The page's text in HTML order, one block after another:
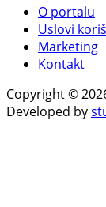
O portalu
Uslovi
Marketing
Kontakt
Copyright ©
Developed by